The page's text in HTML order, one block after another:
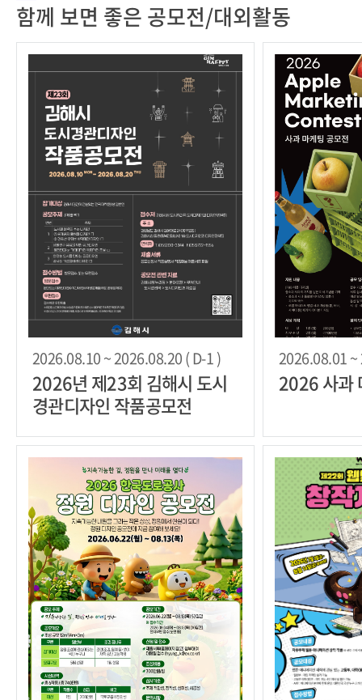
함께 보면 좋은 공모전/대외활동
2026.08.10 ~ 2026.08.20 ( D-1 )
2026년 제23회 김해시 도시
경관디자인 작품공모전
2026.08.01 ~
2026 사과